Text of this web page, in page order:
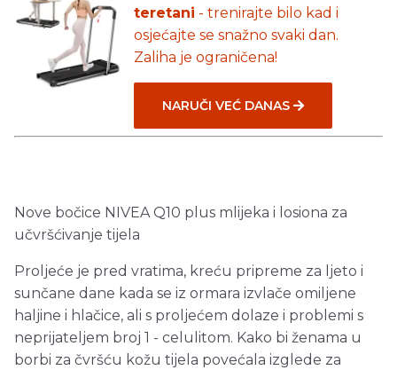
teretani - trenirajte bilo kad i
osjećajte se snažno svaki dan.
Zaliha je ograničena!
NARUČI VEĆ DANAS
Nove bočice NIVEA Q10 plus mlijeka i losiona za
učvršćivanje tijela
Proljeće je pred vratima, kreću pripreme za ljeto i
sunčane dane kada se iz ormara izvlače omiljene
haljine i hlačice, ali s proljećem dolaze i problemi s
neprijateljem broj 1 - celulitom. Kako bi ženama u
borbi za čvršću kožu tijela povećala izglede za